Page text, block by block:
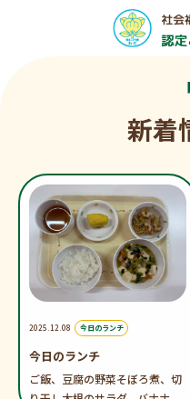
新着
2025.12.08 今日のランチ
今日のランチ
ご飯、豆腐の野菜そぼろ煮、切